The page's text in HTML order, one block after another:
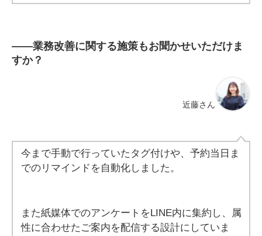
――業務改善に関する施策もお聞かせいただけま
すか？
近藤さん
今まで手動で行っていたタグ付けや、予約当日ま
でのリマインドを自動化しました。
また紙媒体でのアンケートをLINE内に集約し、属
性に合わせたご案内を配信する設計にしていま